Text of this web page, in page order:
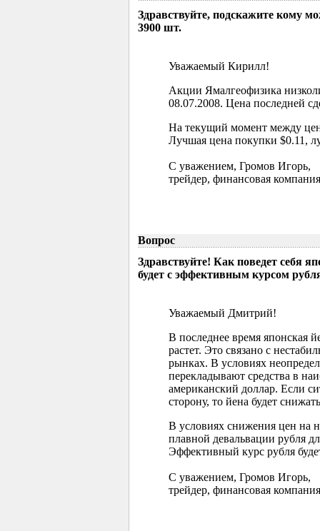
Здравствуйте, подскажите кому
3900 шт.
Уважаемый Кирилл!
Акции Ямалгеофизика
08.07.2008. Цена последней
На текущий момент между
Лучшая цена покупки $0.11,
С уважением, Громов Игорь,
трейдер, финансовая
Вопрос
Здравствуйте! Как поведет себя
будет с эффективным курсом
Уважаемый Дмитрий!
В последнее время
растет. Это связано с
рынках. В условиях
перекладывают средства в
американский доллар. Если
сторону, то йена будет
В условиях снижения цен на
плавной девальвации рубля
Эффективный курс рубля
С уважением, Громов Игорь,
трейдер, финансовая